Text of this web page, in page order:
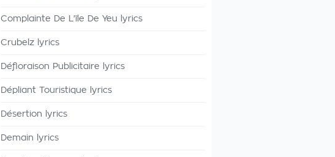
Complainte De L'île De Yeu lyrics
Crubelz lyrics
Défloraison Publicitaire lyrics
Dépliant Touristique lyrics
Désertion lyrics
Demain lyrics